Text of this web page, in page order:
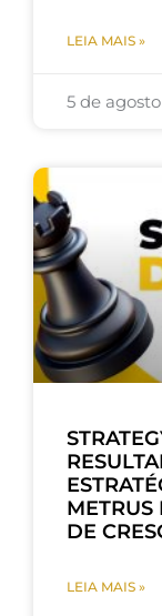
LEIA MAIS »
5 de
METRUS
DE
LEIA MAIS »